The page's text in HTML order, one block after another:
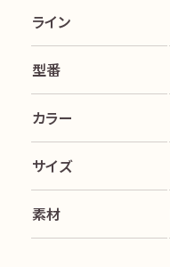
ライン
型番
カラー
サイズ
素材